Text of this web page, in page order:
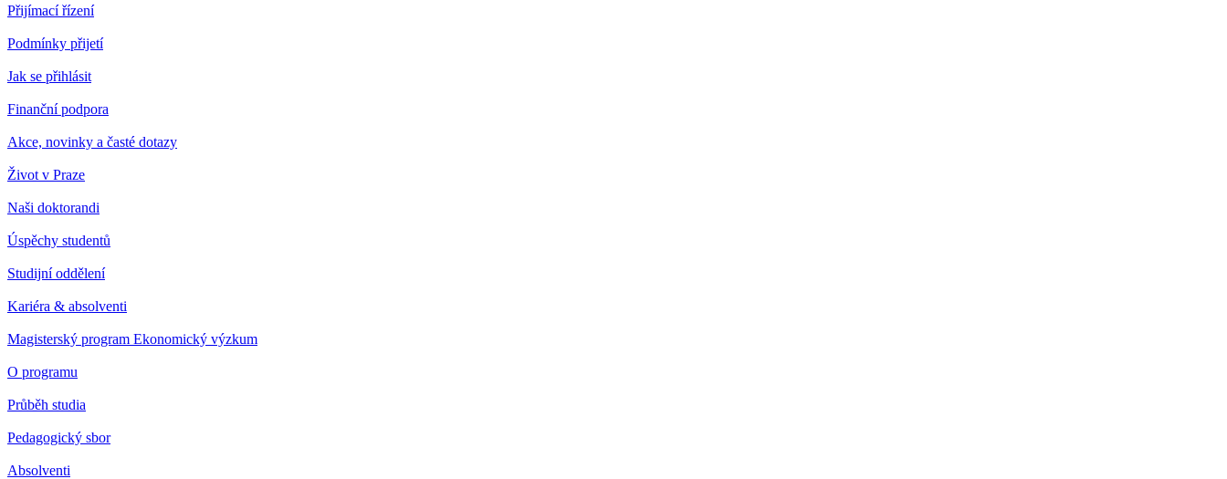
Přijímací řízení
Podmínky přijetí
Jak se přihlásit
Finanční podpora
Akce, novinky a časté dotazy
Život v Praze
Naši doktorandi
Úspěchy studentů
Studijní oddělení
Kariéra & absolventi
Magisterský program Ekonomický výzkum
O programu
Průběh studia
Pedagogický sbor
Absolventi